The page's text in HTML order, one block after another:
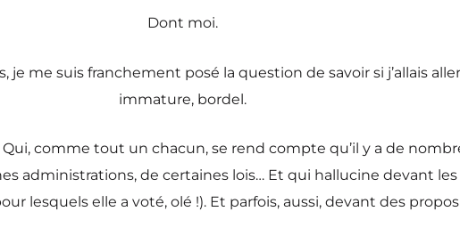
Dont moi.
me suis franchement posé la question de savoir si j’allais
immature, bordel.
comme tout un chacun, se rend compte qu’il y a de
administrations, de certaines lois… Et qui hallucine devant
lesquels elle a voté, olé !). Et parfois, aussi, devant des